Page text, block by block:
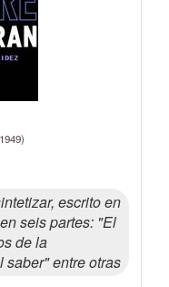
escrito en
seis partes: "El
de la
entre otras